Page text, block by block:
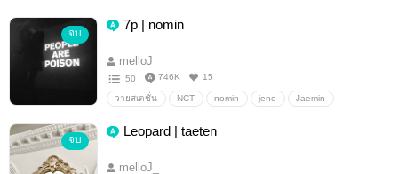
chanboo
จบ
7p | nomin
melloJ_
50 746K 15
วายสเตชั่น NCT nomin jeno Jaemin
จบ
Leopard | taeten
melloJ_